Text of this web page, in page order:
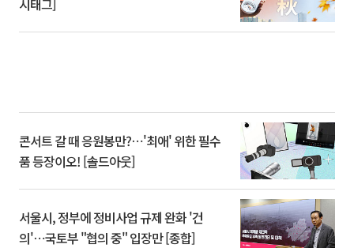
시태그]
콘서트 갈 때 응원봉만?⋯'최애' 위한 필수
품 등장이오! [솔드아웃]
서울시, 정부에 정비사업 규제 완화 '건
의'⋯국토부 "협의 중" 입장만 [종합]